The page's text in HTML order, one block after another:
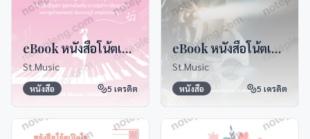
eBook หนังสือโน้ตเปียเพลงจุฬา
St.Music
หนังสือ 5 เครดิต
eBook หนังสือโน้ตเปียโนเพลงละคร Thai Original Soundtrack Vol.1
St.Music
หนังสือ 5 เครดิต